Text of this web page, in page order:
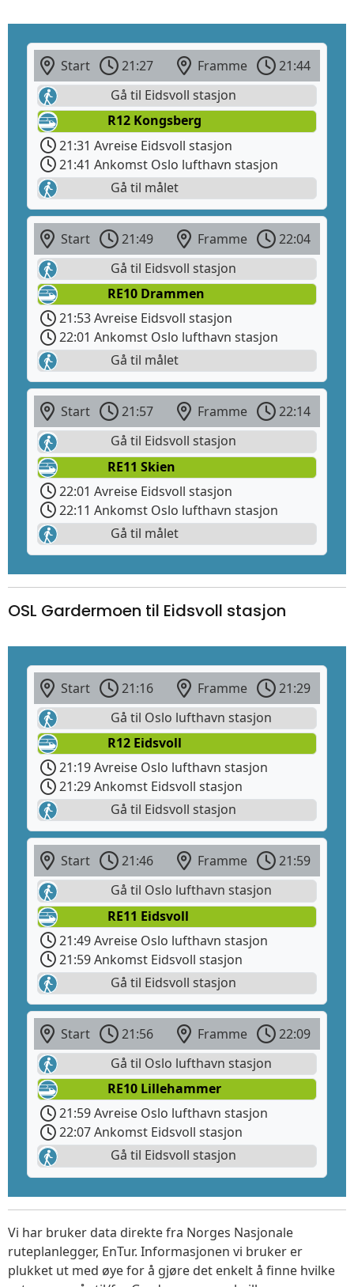
Start 21:27 Framme
21:44
Gå til Eidsvoll stasjon
R12 Kongsberg
21:31 Avreise Eidsvoll stasjon
21:41 Ankomst Oslo lufthavn stasjon
Gå til målet
Start 21:49 Framme
22:04
Gå til Eidsvoll stasjon
RE10 Drammen
21:53 Avreise Eidsvoll stasjon
22:01 Ankomst Oslo lufthavn stasjon
Gå til målet
Start 21:57 Framme
22:14
Gå til Eidsvoll stasjon
RE11 Skien
22:01 Avreise Eidsvoll stasjon
22:11 Ankomst Oslo lufthavn stasjon
Gå til målet
OSL Gardermoen til Eidsvoll stasjon
Start 21:16 Framme
21:29
Gå til Oslo lufthavn stasjon
R12 Eidsvoll
21:19 Avreise Oslo lufthavn stasjon
21:29 Ankomst Eidsvoll stasjon
Gå til Eidsvoll stasjon
Start 21:46 Framme
21:59
Gå til Oslo lufthavn stasjon
RE11 Eidsvoll
21:49 Avreise Oslo lufthavn stasjon
21:59 Ankomst Eidsvoll stasjon
Gå til Eidsvoll stasjon
Start 21:56 Framme
22:09
Gå til Oslo lufthavn stasjon
RE10 Lillehammer
21:59 Avreise Oslo lufthavn stasjon
22:07 Ankomst Eidsvoll stasjon
Gå til Eidsvoll stasjon
Vi har bruker data direkte fra Norges Nasjonale
ruteplanlegger, EnTur. Informasjonen vi bruker er
plukket ut med øye for å gjøre det enkelt å finne hvilke